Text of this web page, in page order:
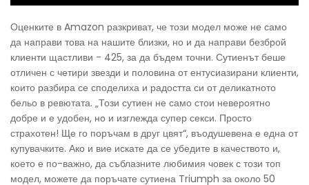
Оценките в Amazon разкриват, че този модел може не само
да направи това на нашите близки, но и да направи безброй
клиенти щастливи - 425, за да бъдем точни. Сутиенът беше
отличен с четири звезди и половина от ентусиазирани клиенти,
които разбира се споделиха и радостта си от деликатното
бельо в ревютата. „Този ​​сутиен не само стои невероятно
добре и е удобен, но и изглежда супер секси. Просто
страхотен! Ще го поръчам в друг цвят“, въодушевена е една от
купувачките. Ако и вие искате да се убедите в качеството и,
което е по-важно, да съблазните любимия човек с този топ
модел, можете да поръчате сутиена Triumph за около 50